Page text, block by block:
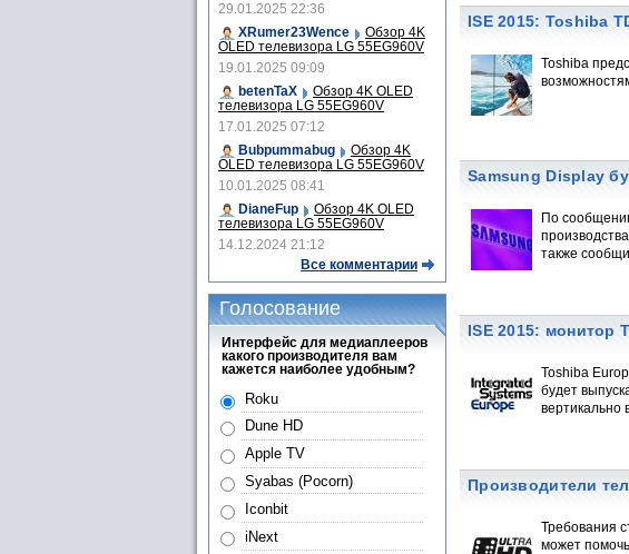
ISE 2015: Toshiba
Toshiba
Samsung Display
По
также
ISE 2015: монитор
Toshiba
будет
вертикально
Производители
Требования
может
29.01.2025 22:36
XRumer23Wence
Обзор 4K
OLED телевизора LG 55EG960V
19.01.2025 09:09
betenTaX
Обзор 4K OLED
телевизора LG 55EG960V
17.01.2025 07:12
Bubpummabug
Обзор 4K
OLED телевизора LG 55EG960V
10.01.2025 08:41
DianeFup
Обзор 4K OLED
телевизора LG 55EG960V
14.12.2024 21:12
Все комментарии
Голосование
Интерфейс для медиаплееров
какого производителя вам
кажется наиболее удобным?
Roku
Dune HD
Apple TV
Syabas (Pocorn)
Iconbit
iNext